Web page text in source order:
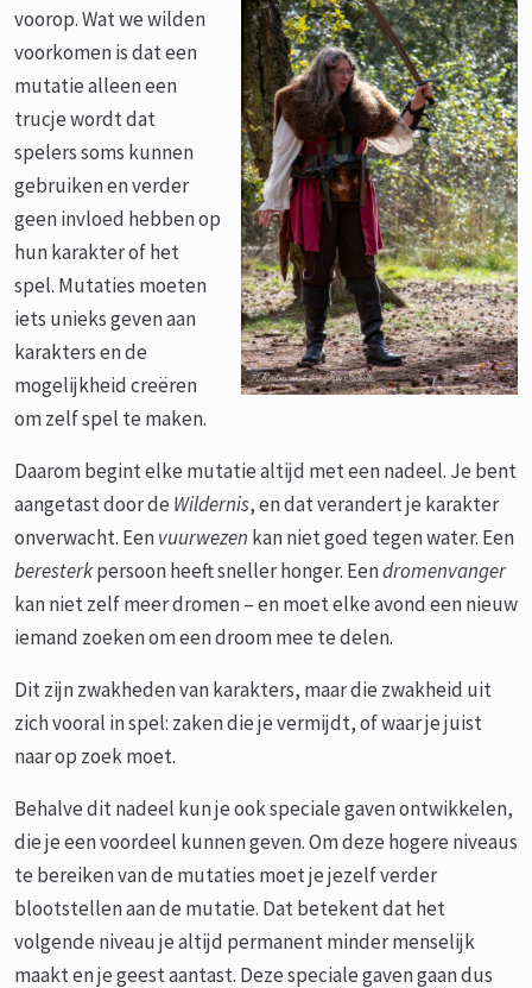
voorop. Wat we wilden
voorkomen is dat een
mutatie alleen een
trucje wordt dat
spelers soms kunnen
gebruiken en verder
geen invloed hebben op
hun karakter of het
spel. Mutaties moeten
iets unieks geven aan
karakters en de
mogelijkheid creëren
om zelf spel te maken.
Daarom begint elke mutatie altijd met een nadeel. Je bent
aangetast door de Wildernis, en dat verandert je karakter
onverwacht. Eenvuurwezen kan niet goed tegen water. Een
beresterkpersoon heeft sneller honger. Eendromenvanger
kan niet zelf meer dromen – en moet elke avond een nieuw
iemand zoeken om een droom mee te delen.
Dit zijn zwakheden van karakters, maar die zwakheid uit
zich vooral in spel: zaken die je vermijdt, of waar je juist
naar op zoek moet.
Behalve dit nadeel kun je ook speciale gaven ontwikkelen,
die je een voordeel kunnen geven. Om deze hogere niveaus
te bereiken van de mutaties moet je jezelf verder
blootstellen aan de mutatie. Dat betekent dat het
volgende niveau je altijd permanent minder menselijk
maakt en je geest aantast. Deze speciale gaven gaan dus